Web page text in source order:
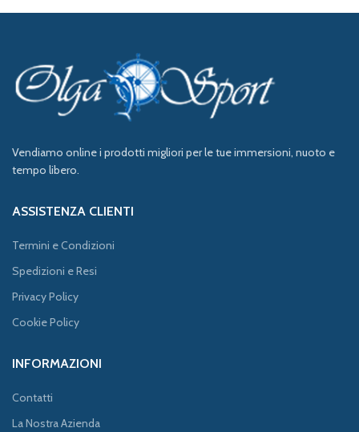
Vendiamo online i prodotti migliori per le tue immersioni, nuoto e
tempo libero.
ASSISTENZA CLIENTI
Termini e Condizioni
Spedizioni e Resi
Privacy Policy
Cookie Policy
INFORMAZIONI
Contatti
La Nostra Azienda